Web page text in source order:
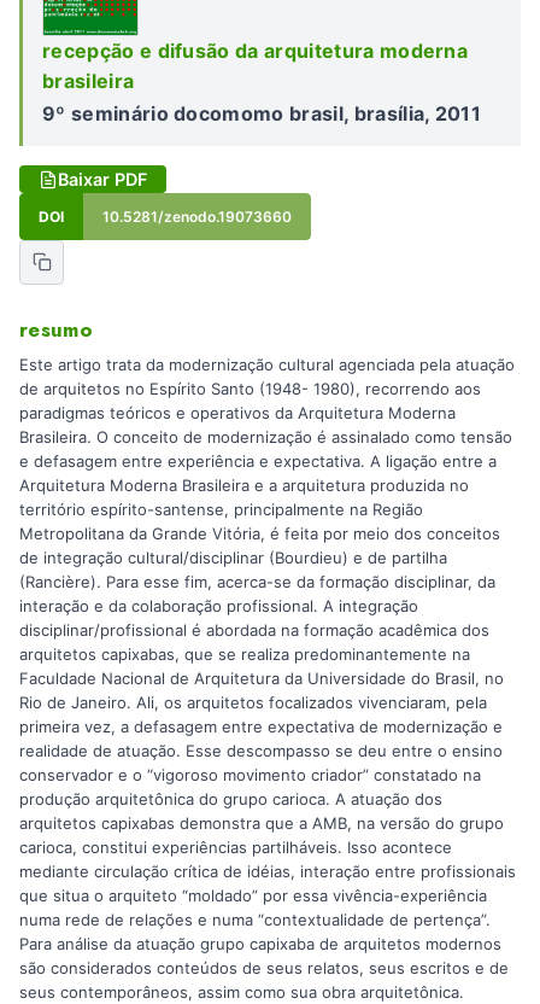
recepção e difusão da arquitetura moderna
brasileira
9º seminário docomomo brasil, brasília, 2011
Baixar PDF
DOI 10.5281/zenodo.19073660
resumo
Este artigo trata da modernização cultural agenciada pela atuação
de arquitetos no Espírito Santo (1948- 1980), recorrendo aos
paradigmas teóricos e operativos da Arquitetura Moderna
Brasileira. O conceito de modernização é assinalado como tensão
e defasagem entre experiência e expectativa. A ligação entre a
Arquitetura Moderna Brasileira e a arquitetura produzida no
território espírito-santense, principalmente na Região
Metropolitana da Grande Vitória, é feita por meio dos conceitos
de integração cultural/disciplinar (Bourdieu) e de partilha
(Rancière). Para esse fim, acerca-se da formação disciplinar, da
interação e da colaboração profissional. A integração
disciplinar/profissional é abordada na formação acadêmica dos
arquitetos capixabas, que se realiza predominantemente na
Faculdade Nacional de Arquitetura da Universidade do Brasil, no
Rio de Janeiro. Ali, os arquitetos focalizados vivenciaram, pela
primeira vez, a defasagem entre expectativa de modernização e
realidade de atuação. Esse descompasso se deu entre o ensino
conservador e o “vigoroso movimento criador” constatado na
produção arquitetônica do grupo carioca. A atuação dos
arquitetos capixabas demonstra que a AMB, na versão do grupo
carioca, constitui experiências partilháveis. Isso acontece
mediante circulação crítica de idéias, interação entre profissionais
que situa o arquiteto “moldado” por essa vivência-experiência
numa rede de relações e numa “contextualidade de pertença”.
Para análise da atuação grupo capixaba de arquitetos modernos
são considerados conteúdos de seus relatos, seus escritos e de
seus contemporâneos, assim como sua obra arquitetônica.